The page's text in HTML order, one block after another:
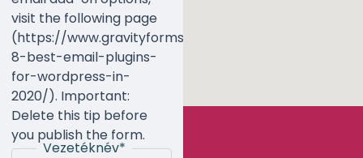
visit the following page
(https://www.gravityforms.com/the-
8-best-email-plugins-
for-wordpress-in-
2020/). Important:
Delete this tip before
you publish the form.
Vezetéknév*